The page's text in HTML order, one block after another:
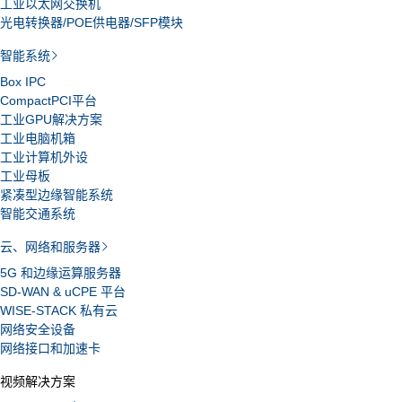
工业以太网交换机
光电转换器/POE供电器/SFP模块
智能系统
Box IPC
CompactPCI平台
工业GPU解决方案
工业电脑机箱
工业计算机外设
工业母板
紧凑型边缘智能系统
智能交通系统
云、网络和服务器
5G 和边缘运算服务器
SD-WAN & uCPE 平台
WISE-STACK 私有云
网络安全设备
网络接口和加速卡
视频解决方案